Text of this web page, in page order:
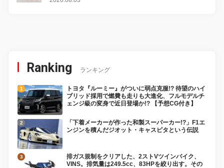
Ranking ランキング
トヨタ『ルーミー』がついに弱点克服!? 待望のハイ
ブリッド採用で燃費も走りも大進化、フルモデルチ
ェンジ級の変身で近日登場か!? 【予想CG付き】
「下着メーカーが作った和製スーパーカー!?」F1エ
ンジンを積んだジオット・キャスピタという伝説
排ガス規制をクリアした、2ストVツインバイク、
VINS。排気量は249.5cc、83HPを絞り出す。その